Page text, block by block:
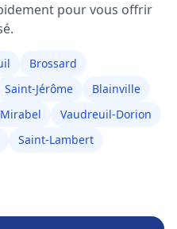
pour vous offrir
Brossard
Saint-Jérôme
Blainville
Mirabel
Vaudreuil-Dorion
Saint-Lambert